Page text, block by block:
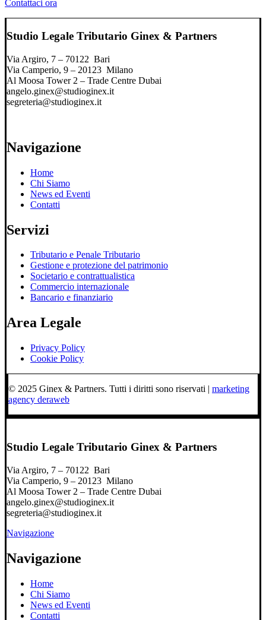
Contattaci ora
Studio Legale Tributario Ginex & Partners
Via Argiro, 7 – 70122 Bari
Via Camperio, 9 – 20123 Milano
Al Moosa Tower 2 – Trade Centre Dubai
angelo.ginex@studioginex.it
segreteria@studioginex.it
Navigazione
Home
Chi Siamo
News ed Eventi
Contatti
Servizi
Tributario e Penale Tributario
Gestione e protezione del patrimonio
Societario e contrattualistica
Commercio internazionale
Bancario e finanziario
Area Legale
Privacy Policy
Cookie Policy
© 2025 Ginex & Partners. Tutti i diritti sono riservati | marketing
agency deraweb
Studio Legale Tributario Ginex & Partners
Via Argiro, 7 – 70122 Bari
Via Camperio, 9 – 20123 Milano
Al Moosa Tower 2 – Trade Centre Dubai
angelo.ginex@studioginex.it
segreteria@studioginex.it
Navigazione
Navigazione
Home
Chi Siamo
News ed Eventi
Contatti